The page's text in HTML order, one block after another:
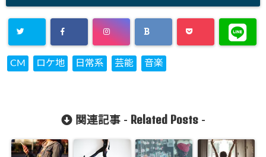
CM ロケ地 日常系 芸能 音楽
関連記事 - Related Posts-